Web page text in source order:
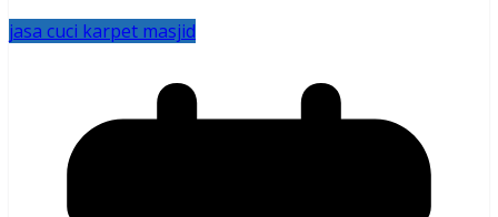
jasa cuci karpet masjid